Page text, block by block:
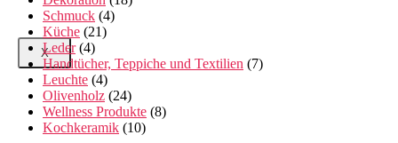
X
Schmuck (4)
Küche (21)
Leder (4)
Handtücher, Teppiche und Textilien (7)
Leuchte (4)
Olivenholz (24)
Wellness Produkte (8)
Kochkeramik (10)